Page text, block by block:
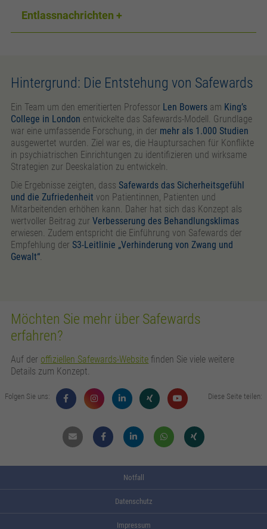
Entlassnachrichten
Hintergrund: Die Entstehung von Safewards
Ein Team um den emeritierten Professor Len Bowers am King’s
College in London entwickelte das Safewards-Modell. Grundlage
war eine umfassende Forschung, in der mehr als 1.000 Studien
ausgewertet wurden. Ziel war es, die Hauptursachen für Konflikte
in psychiatrischen Einrichtungen zu identifizieren und wirksame
Strategien zur Deeskalation zu entwickeln.
Die Ergebnisse zeigten, dass Safewards das Sicherheitsgefühl
und die Zufriedenheit von Patientinnen, Patienten und
Mitarbeitenden erhöhen kann. Daher hat sich das Konzept als
wertvoller Beitrag zurVerbesserung des Behandlungsklimas
erwiesen. Zudem entspricht die Einführung von Safewards der
Empfehlung der S3-Leitlinie „Verhinderung von Zwang und
Gewalt“.
Möchten Sie mehr über Safewards
erfahren?
Auf der offiziellen Safewards-Website finden Sie viele weitere
Details zum Konzept.
Folgen Sie uns: Diese Seite teilen:
Mail FacebookLinkdin WhatsappXing
Notfall
Datenschutz
Impressum